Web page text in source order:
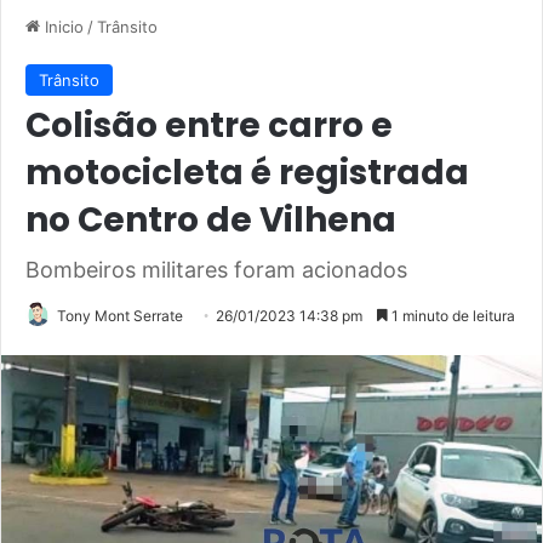
Inicio /Trânsito
Trânsito
Colisão entre carro e
motocicleta é registrada
no Centro de Vilhena
Bombeiros militares foram acionados
Tony Mont Serrate 26/01/2023 14:38 pm 1 minuto de leitura